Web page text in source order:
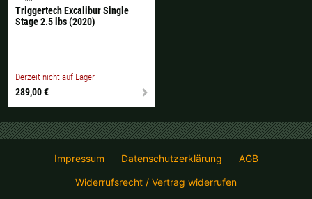
Triggertech Excalibur Single
Stage 2.5 lbs (2020)
Derzeit nicht auf Lager.
289,00 €
Impressum Datenschutzerklärung
AGB
Widerrufsrecht / Vertrag widerrufen